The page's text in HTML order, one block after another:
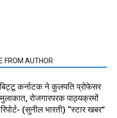
FROM AUTHOR
बिट्टू कर्नाटक ने कुलपति प्रोफेसर
रोजगारपरक पाठ्यक्रमों
(सुनील भारती) “स्टार खबर”